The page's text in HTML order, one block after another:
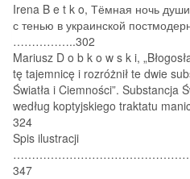
Irena B e t k o, Тёмная ночь
с тенью в украинской
……………..302
Mariusz D o b k o w s k i,
tę tajemnicę i rozróżnił te dwie
Światła i Ciemności”. Substancja
według koptyjskiego traktatu
324
Spis ilustracji
347